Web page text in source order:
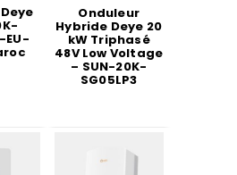
EU-
Onduleur
Hybride Deye 20
kW Triphasé
48V Low Voltage
– SUN-20K-
SG05LP3